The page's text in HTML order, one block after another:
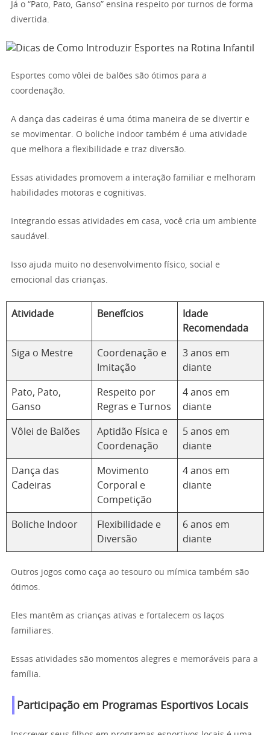
Já o “Pato, Pato, Ganso” ensina respeito por turnos de forma
divertida.
Esportes como vôlei de balões são ótimos para a
coordenação.
A dança das cadeiras é uma ótima maneira de se divertir e
se movimentar. O boliche indoor também é uma atividade
que melhora a flexibilidade e traz diversão.
Essas atividades promovem a interação familiar e melhoram
habilidades motoras e cognitivas.
Integrando essas atividades em casa, você cria um ambiente
saudável.
Isso ajuda muito no desenvolvimento físico, social e
emocional das crianças.
Atividade Benefícios
Idade
Recomendada
Siga o Mestre
Coordenação e
Imitação
3 anos em
diante
Pato, Pato,
Ganso
Respeito por
Regras e Turnos
4 anos em
diante
Vôlei de Balões
Aptidão Física e
Coordenação
5 anos em
diante
Dança das
Cadeiras
Movimento
Corporal e
Competição
4 anos em
diante
Boliche Indoor
Flexibilidade e
Diversão
6 anos em
diante
Outros jogos como caça ao tesouro ou mímica também são
ótimos.
Eles mantêm as crianças ativas e fortalecem os laços
familiares.
Essas atividades são momentos alegres e memoráveis para a
família.
Participação em Programas Esportivos Locais